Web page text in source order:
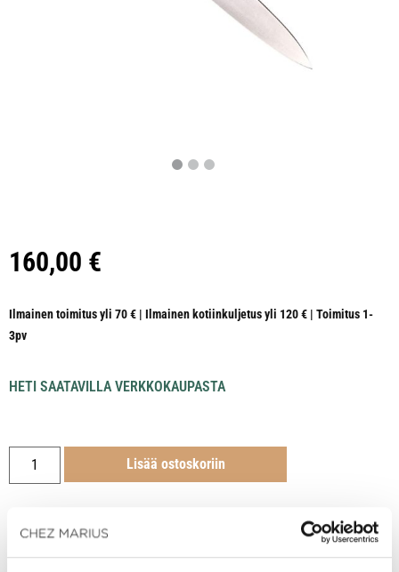
160,00 €
Ilmainen toimitus yli 70 € | Ilmainen kotiinkuljetus yli 120 € | Toimitus 1-
3pv
HETI SAATAVILLA VERKKOKAUPASTA
Lisää ostoskoriin